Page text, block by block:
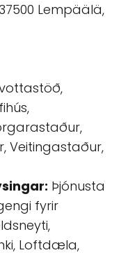
Lempäälä,
Veitingastaður,
Þjónusta
fyrir
Loftdæla,